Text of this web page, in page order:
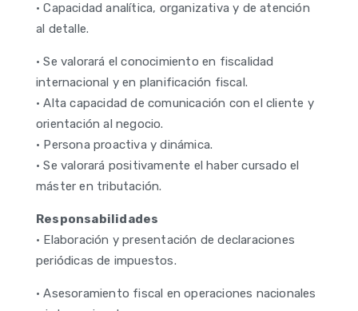
• Capacidad analítica, organizativa y de atención
al detalle.
• Se valorará el conocimiento en fiscalidad
internacional y en planificación fiscal.
• Alta capacidad de comunicación con el cliente y
orientación al negocio.
• Persona proactiva y dinámica.
• Se valorará positivamente el haber cursado el
máster en tributación.
Responsabilidades
• Elaboración y presentación de declaraciones
periódicas de impuestos.
• Asesoramiento fiscal en operaciones nacionales